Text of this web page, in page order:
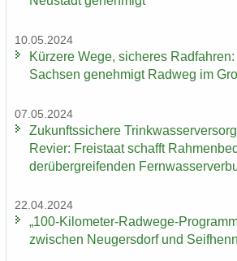
10.05.2024
Kür­ze­re Wege, si­che­res
Sach­sen ge­neh­migt Rad­weg im
07.05.2024
Zu­kunfts­si­che­re
Re­vier: Frei­staat schafft
der­über­grei­fen­den
22.04.2024
„100-​Kilometer-Radwege-
zwi­schen Neu­gers­dorf und